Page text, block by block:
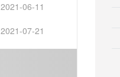
2021-06-11
2021-07-21